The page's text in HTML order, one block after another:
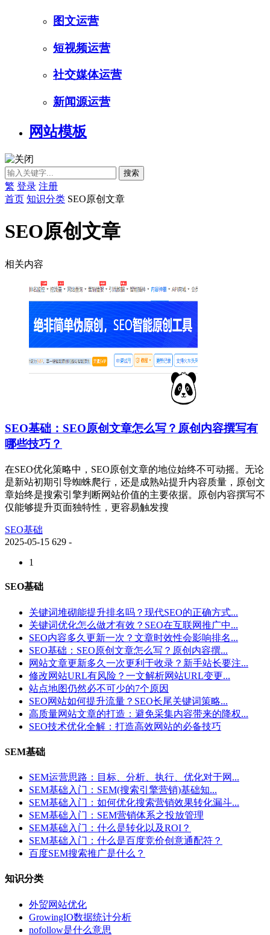
图文运营
短视频运营
社交媒体运营
新闻源运营
网站模板
繁 登录 注册
首页 知识分类 SEO原创文章
SEO原创文章
相关内容
SEO基础：SEO原创文章怎么写？原创内容撰写有
哪些技巧？
在SEO优化策略中，SEO原创文章的地位始终不可动摇。无论
是新站初期引导蜘蛛爬行，还是成熟站提升内容质量，原创文
章始终是搜索引擎判断网站价值的主要依据。原创内容撰写不
仅能够提升页面独特性，更容易触发搜
SEO基础
2025-05-15 629 -
1
SEO基础
关键词堆砌能提升排名吗？现代SEO的正确方式...
关键词优化怎么做才有效？SEO在互联网推广中...
SEO内容多久更新一次？文章时效性会影响排名...
SEO基础：SEO原创文章怎么写？原创内容撰...
网站文章更新多久一次更利于收录？新手站长要注...
修改网站URL有风险？一文解析网站URL变更...
站点地图仍然必不可少的7个原因
SEO网站如何提升流量？SEO长尾关键词策略...
高质量网站文章的打造：避免采集内容带来的降权...
SEO技术优化全解：打造高效网站的必备技巧
SEM基础
SEM运营思路：目标、分析、执行、优化对于网...
SEM基础入门：SEM(搜索引擎营销)基础知...
SEM基础入门：如何优化搜索营销效果转化漏斗...
SEM基础入门：SEM营销体系之投放管理
SEM基础入门：什么是转化以及ROI？
SEM基础入门：什么是百度竞价创意通配符？
百度SEM搜索推广是什么？
知识分类
外贸网站优化
GrowingIO数据统计分析
nofollow是什么意思